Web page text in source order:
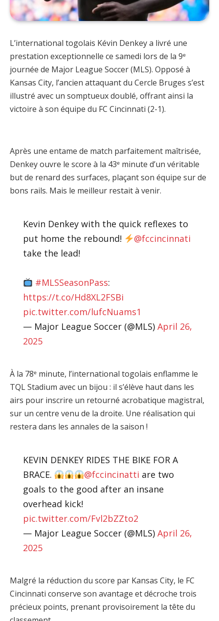
L’international togolais Kévin Denkey a livré une
prestation exceptionnelle ce samedi lors de la 9ᵉ
journée de Major League Soccer (MLS). Opposé à
Kansas City, l’ancien attaquant du Cercle Bruges s’est
illustré avec un somptueux doublé, offrant ainsi la
victoire à son équipe du FC Cincinnati (2-1).
Après une entame de match parfaitement maîtrisée,
Denkey ouvre le score à la 43ᵉ minute d’un véritable
but de renard des surfaces, plaçant son équipe sur de
bons rails. Mais le meilleur restait à venir.
Kevin Denkey with the quick reflexes to
put home the rebound!
@fccincinnati
take the lead!
#MLSSeasonPass:
https://t.co/Hd8XL2FSBi
pic.twitter.com/lufcNuams1
— Major League Soccer (@MLS) April 26,
2025
À la 78ᵉ minute, l’international togolais enflamme le
TQL Stadium avec un bijou : il s’élève haut dans les
airs pour inscrire un retourné acrobatique magistral,
sur un centre venu de la droite. Une réalisation qui
restera dans les annales de la saison !
KEVIN DENKEY RIDES THE BIKE FOR A
BRACE.
@fccincinatti are two
goals to the good after an insane
overhead kick!
pic.twitter.com/Fvl2bZZto2
— Major League Soccer (@MLS) April 26,
2025
Malgré la réduction du score par Kansas City, le FC
Cincinnati conserve son avantage et décroche trois
précieux points, prenant provisoirement la tête du